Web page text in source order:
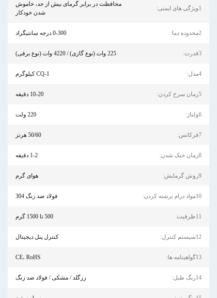
1ویژگی های ایمنی:
محافظت در برابر گرمای بیش از حد، خاموش
شدن خودکار
2محدوده دما: 0-300 درجه سانتیگراد
3قدرت: 225 وات (نوع گازی) / 4220 وات (نوع برقی)
4مدل: CQ-1 کیلوگرم
5زمان سرخ کردن: 10-20 دقیقه
6ولتاژ: 220 ولت
7فرکانس: 50/60 هرتز
8زمان خنک شدن: 1-2 دقیقه
9روش گرمایش: هوای گرم
10مواد درام برشته کردن: فولاد ضد زنگ 304
11ظرفیت: 500 تا 1500 گرم
12سیستم کنترل: کنترل پنل دیجیتال
13گواهینامه ها: CE، RoHS
14رنگ طبل: رزگلد / مشکی / فولاد ضد زنگ